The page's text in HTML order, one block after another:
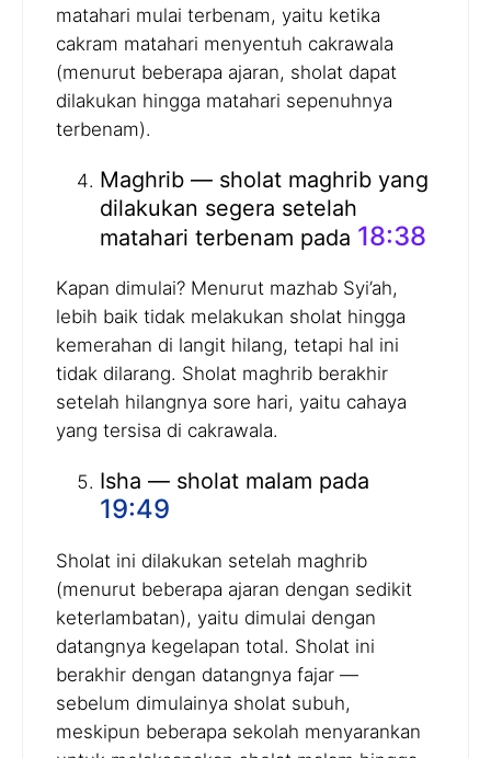
matahari mulai terbenam, yaitu ketika
cakram matahari menyentuh cakrawala
(menurut beberapa ajaran, sholat dapat
dilakukan hingga matahari sepenuhnya
terbenam).
Maghrib — sholat maghrib yang
dilakukan segera setelah
matahari terbenam pada 18:38
Kapan dimulai? Menurut mazhab Syi’ah,
lebih baik tidak melakukan sholat hingga
kemerahan di langit hilang, tetapi hal ini
tidak dilarang. Sholat maghrib berakhir
setelah hilangnya sore hari, yaitu cahaya
yang tersisa di cakrawala.
Isha — sholat malam pada
19:49
Sholat ini dilakukan setelah maghrib
(menurut beberapa ajaran dengan sedikit
keterlambatan), yaitu dimulai dengan
datangnya kegelapan total. Sholat ini
berakhir dengan datangnya fajar —
sebelum dimulainya sholat subuh,
meskipun beberapa sekolah menyarankan